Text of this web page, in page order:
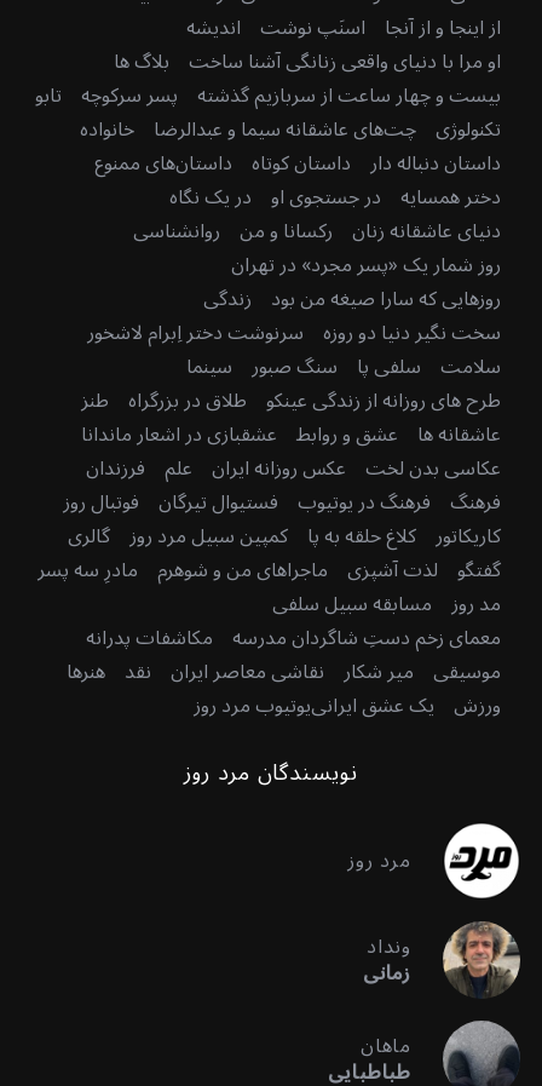
از اینجا و از آنجا اسنَپ نوشت اندیشه
او مرا با دنیای واقعی زنانگی آشنا ساخت بلاگ ها
بیست و چهار ساعت از سربازیم گذشته پسر سرکوچه تابو
تکنولوژی چت‌های عاشقانه سیما و عبدالرضا خانواده
داستان دنباله دار داستان کوتاه داستان‌های ممنوع
دختر همسایه در جستجوی او در یک نگاه
دنیای عاشقانه زنان رکسانا و من روانشناسی
روز شمار یک «پسر مجرد» در تهران
روزهایی که سارا صیغه من بود زندگی
سخت نگیر دنیا دو روزه سرنوشت دختر اِبرام لاشخور
سلامت سلفی پا سنگ صبور سینما
طرح های روزانه از زندگی عینکو طلاق در بزرگراه طنز
عاشقانه ها عشق و روابط عشقبازی در اشعار ماندانا
عکاسی بدن لخت عکس روزانه ایران علم فرزندان
فرهنگ فرهنگ در یوتیوب فستیوال تیرگان فوتبال روز
کاریکاتور کلاغ حلقه به پا کمپین سبیل مرد روز گالری
گفتگو لذت آشپزی ماجراهای من و شوهرم مادرِ سه پسر
مد روز مسابقه سبیل سلفی
معمای زخم دستِ شاگردان مدرسه مکاشفات پدرانه
موسیقی میر شکار نقاشی معاصر ایران نقد هنرها
ورزش یک عشق ایرانییوتیوب مرد روز
نویسندگان مرد روز
مرد روز
ونداد
زمانی
ماهان
طباطبایی